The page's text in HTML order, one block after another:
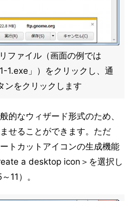
ファイル（画面の例では
1.exe」）をクリックし、通
ンをクリックします
的なウィザード形式のため、
せることができます。ただ
トカットアイコンの生成機能
a desktop icon＞を選択し
11）。